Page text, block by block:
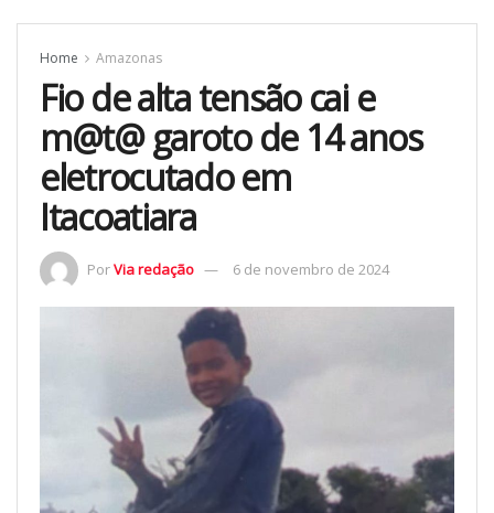
Home Amazonas
Fio de alta tensão cai e
m@t@ garoto de 14 anos
eletrocutado em
Itacoatiara
PorVia redação 6 de novembro de 2024